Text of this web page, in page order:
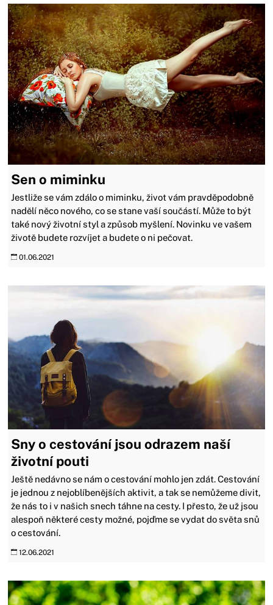
Sen o miminku
Jestliže se vám zdálo o miminku, život vám pravděpodobně
nadělí něco nového, co se stane vaší součástí. Může to být
také nový životní styl a způsob myšlení. Novinku ve vašem
životě budete rozvíjet a budete o ni pečovat.
01.06.2021
Sny o cestování jsou odrazem naší
životní pouti
Ještě nedávno se nám o cestování mohlo jen zdát. Cestování
je jednou z nejoblíbenějších aktivit, a tak se nemůžeme divit,
že nás to i v našich snech táhne na cesty. I přesto, že už jsou
alespoň některé cesty možné, pojďme se vydat do světa snů
o cestování.
12.06.2021